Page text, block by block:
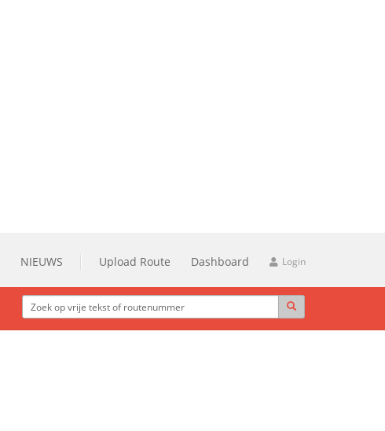
NIEUWS Upload Route Dashboard Login